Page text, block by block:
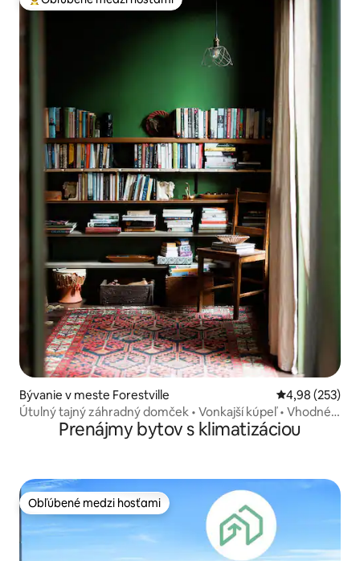
Najobľúbenejšie medzi hosťami
Bývanie v meste Forestville Priemerné
4,98 (253)
Útulný tajný záhradný domček • Vonkajší kúpeľ • Vhodné
pre domáce zvieratá
Prenájmy bytov s klimatizáciou
Obľúbené medzi hosťami
Obľúbené medzi hosťami